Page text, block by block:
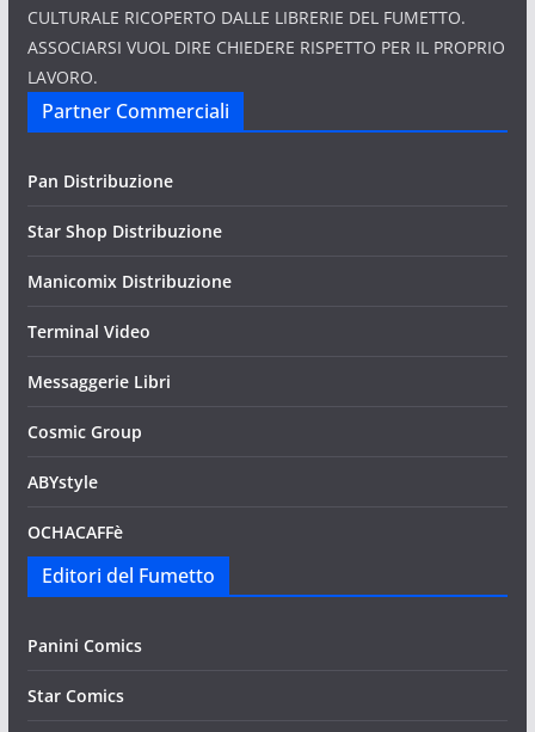
CULTURALE RICOPERTO DALLE LIBRERIE DEL FUMETTO.
ASSOCIARSI VUOL DIRE CHIEDERE RISPETTO PER IL PROPRIO
LAVORO.
Partner Commerciali
Pan Distribuzione
Star Shop Distribuzione
Manicomix Distribuzione
Terminal Video
Messaggerie Libri
Cosmic Group
ABYstyle
OCHACAFFè
Editori del Fumetto
Panini Comics
Star Comics